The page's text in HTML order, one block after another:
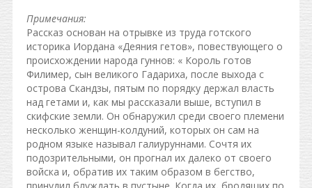
Примечания:
Рассказ основан на отрывке из труда готского
историка Иордана «Деяния гетов», повествующего о
происхождении народа гуннов: « Король готов
Филимер, сын великого Гадариха, после выхода с
острова Скандзы, пятым по порядку держал власть
над гетами и, как мы рассказали выше, вступил в
скифские земли. Он обнаружил среди своего племени
несколько женщин-колдуний, которых он сам на
родном языке называл галиуруннами. Сочтя их
подозрительными, он прогнал их далеко от своего
войска и, обратив их таким образом в бегство,